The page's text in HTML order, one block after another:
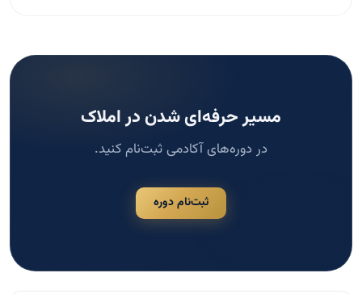
مسیر حرفه‌ای شدن در املاک
در دوره‌های آکادمی ثبت‌نام کنید.
ثبت‌نام دوره